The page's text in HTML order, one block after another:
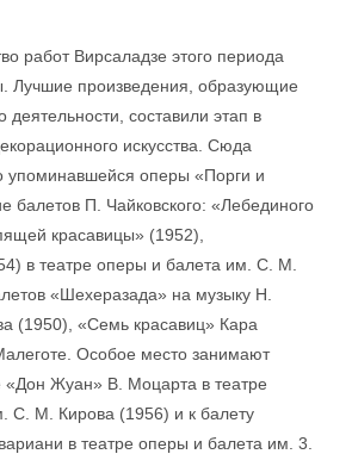
работ Вирсаладзе этого периода
Лучшие произведения, образующие
деятельности, составили этап в
искусства. Сюда
упоминавшейся оперы «Порги и
балетов П. Чайковского: «Лебединого
красавицы» (1952),
в театре оперы и балета им. С. М.
«Шехеразада» на музыку Н.
(1950), «Семь красавиц» Кара
Особое место занимают
«Дон Жуан» В. Моцарта в театре
С. М. Кирова (1956) и к балету
в театре оперы и балета им. 3.